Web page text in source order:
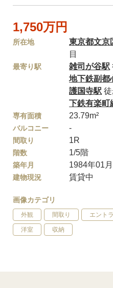
1,750万円
所在地 東京都文京
目
最寄り駅 雑司が谷駅
地下鉄副都
護国寺駅
下鉄有楽町
専有面積 23.79m²
バルコニー -
間取り 1R
階数 1/5階
築年月 1984年01月
建物現況 賃貸中
画像カテゴリ
外観 間取り エント
洋室 収納